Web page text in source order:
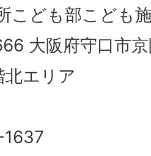
こども部こども
大阪府守口市
エリア